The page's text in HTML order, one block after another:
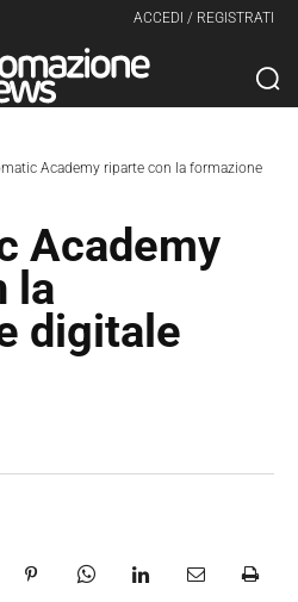
ACCEDI / REGISTRATI
Academy riparte con la formazione
Academy
la
digitale